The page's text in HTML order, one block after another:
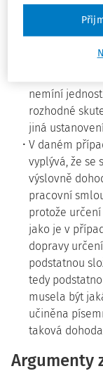
základní
tj. bez
zahraničního
nemíní
rozhodné
jiná
V daném
vyplývá, že se
výslovně
pracovní
protože
jako je v
dopravy
podstatnou
tedy
musela být
učiněna
taková
Argumenty